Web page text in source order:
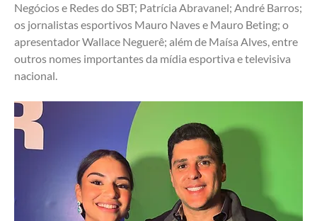
Negócios e Redes do SBT; Patrícia Abravanel; André Barros;
os jornalistas esportivos Mauro Naves e Mauro Beting; o
apresentador Wallace Neguerê; além de Maísa Alves, entre
outros nomes importantes da mídia esportiva e televisiva
nacional.